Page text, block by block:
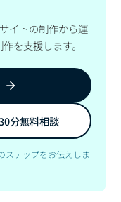
イトの制作から運
を支援します。
分無料相談
ステップをお伝えしま